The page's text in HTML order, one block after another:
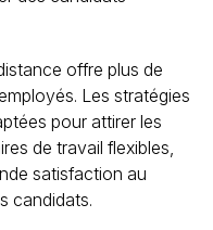
offre plus de
Les stratégies
pour attirer les
de travail flexibles,
satisfaction au
candidats.